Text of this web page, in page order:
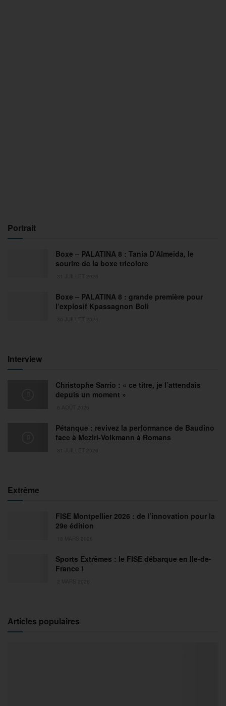
Portrait
Boxe – PALATINA 8 : Tania D’Almeida, le
sourire de la boxe tricolore
Boxe – PALATINA 8 : grande première pour
l’explosif Kpassagnon Boli
Interview
Christophe Sarrio : « ce titre, je l’attendais
depuis un moment »
Pétanque : revivez la performance de Baudino
face à Meziri-Volkmann à Romans
Extrême
FISE Montpellier 2026 : de l’innovation pour la
29e édition
Sports Extrêmes : le FISE débarque en Ile-de-
France !
Articles populaires